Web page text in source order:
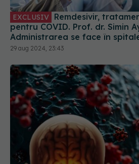
COVID, impact major asupra
vizibile chiar și după 3 ani de
03 aug 2024, 14:12